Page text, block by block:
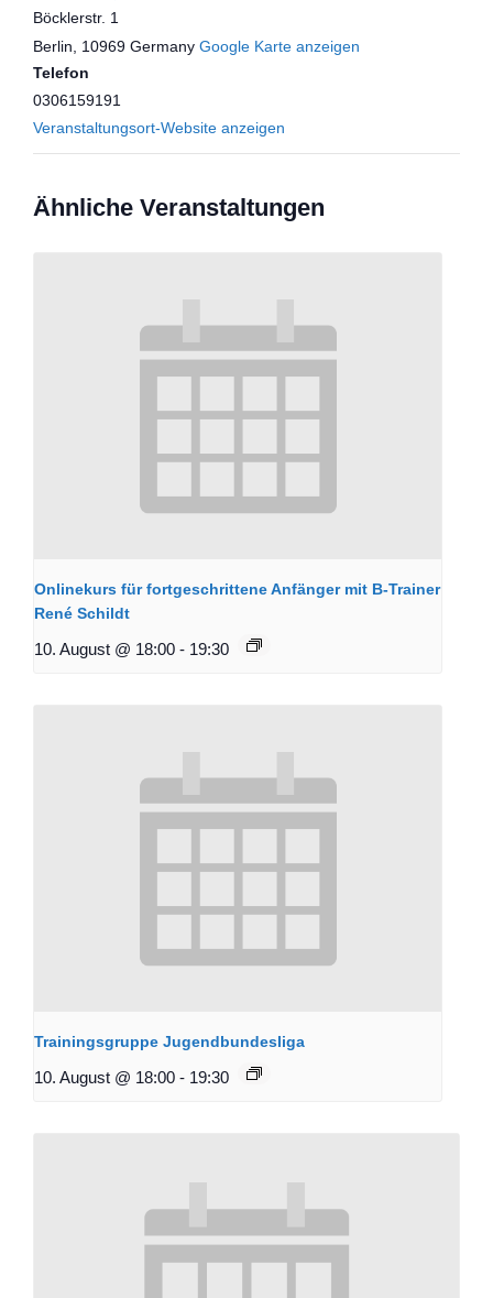
Böcklerstr. 1
Berlin, 10969 Germany Google Karte anzeigen
Telefon
0306159191
Veranstaltungsort-Website anzeigen
Ähnliche Veranstaltungen
Onlinekurs für fortgeschrittene Anfänger mit B-Trainer
René Schildt
10. August @ 18:00 - 19:30
Trainingsgruppe Jugendbundesliga
10. August @ 18:00 - 19:30